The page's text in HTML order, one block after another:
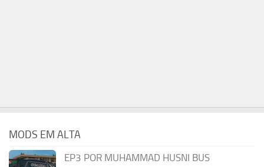
MODS EM ALTA
EP3 POR MUHAMMAD HUSNI BUS